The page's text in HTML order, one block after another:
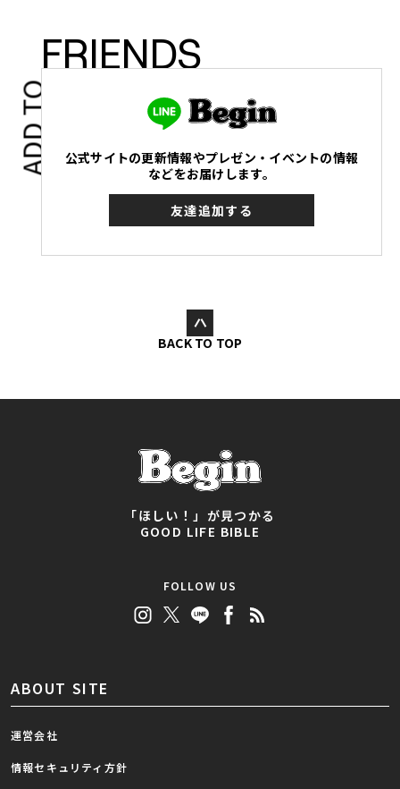
ADD TO
FRIENDS
公式サイトの更新情報やプレゼン・イベントの情報
などをお届けします。
友達追加する
BACK TO TOP
「ほしい！」が見つかる
GOOD LIFE BIBLE
FOLLOW US
ABOUT SITE
運営会社
情報セキュリティ方針